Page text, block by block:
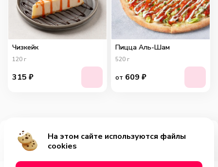
Добавить за 569₽
Чизкейк
120 г
315 ₽
Пицца Аль-Шам
520 г
от 609 ₽
На этом сайте используются файлы
cookies